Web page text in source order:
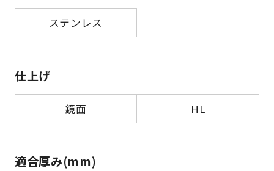
ステンレス
仕上げ
鏡面 HL
適合厚み(mm)